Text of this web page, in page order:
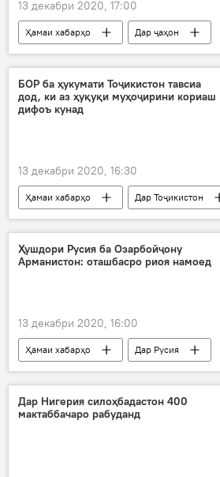
13 декабри 2020, 17:00
Ҳамаи хабарҳо
Дар ҷаҳон
Навигариҳои варзиши Тоҷикистон
зӯрозмоии размикорон
БОР ба ҳукумати Тоҷикистон тавсиа
дод, ки аз ҳуқуқи муҳоҷирини кориаш
дифоъ кунад
13 декабри 2020, 16:30
Ҳамаи хабарҳо
Дар Тоҷикистон
коргарон
дифоъ
БОР
Муҳоҷират
Ҳушдори Русия ба Озарбойҷону
Арманистон: оташбасро риоя намоед
13 декабри 2020, 16:00
Ҳамаи хабарҳо
Дар Русия
Дар ҷаҳон
Озарбойҷон
Арманистон
Дар Нигерия силоҳбадастон 400
мактаббачаро рабуданд